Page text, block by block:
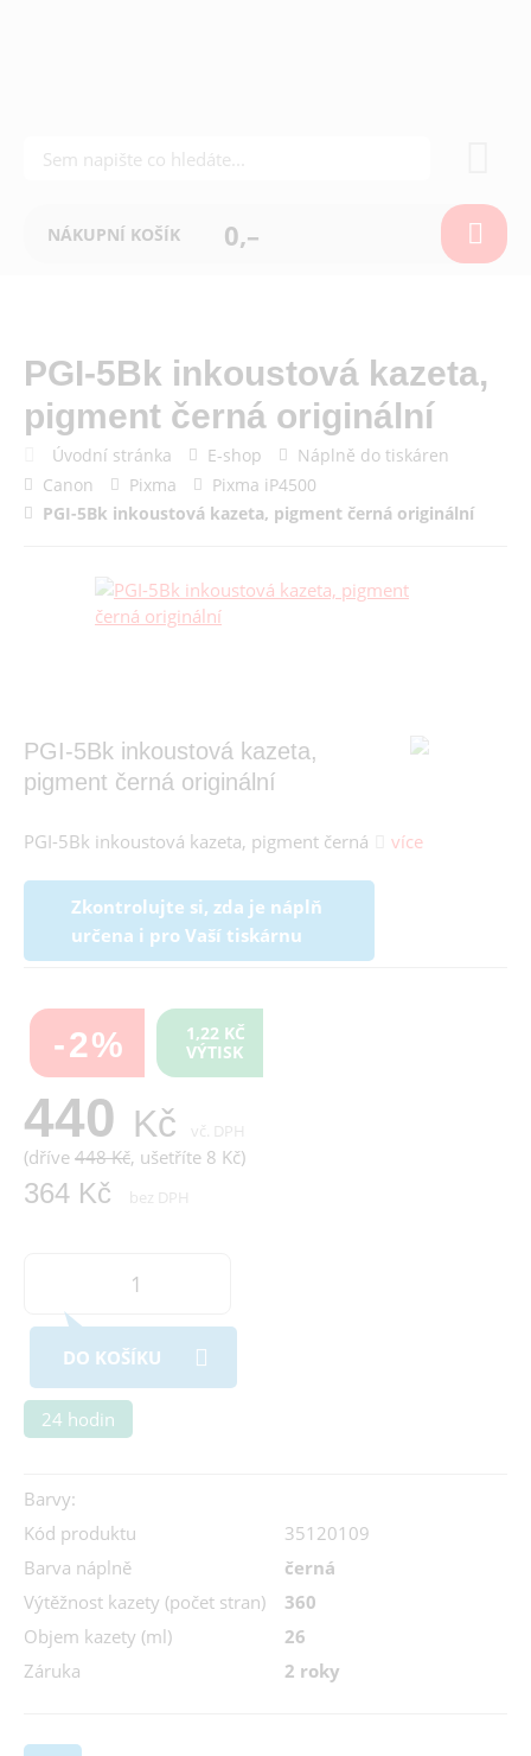
NÁKUPNÍ KOŠÍK 0,–
PGI-5Bk inkoustová kazeta,
pigment černá originální
Úvodní stránka E-shop
Náplně do tiskáren
Canon
Pixma
Pixma iP4500
PGI-5Bk inkoustová kazeta, pigment černá originální
PGI-5Bk inkoustová kazeta,
pigment černá originální
PGI-5Bk inkoustová kazeta, pigment černá více
Zkontrolujte si, zda je náplň
určena i pro Vaší tiskárnu
-2%
1,22 KČ
VÝTISK
440 Kč vč. DPH
(dříve 448 Kč, ušetříte 8 Kč)
364 Kč bez DPH
DO KOŠÍKU
24 hodin
Barvy:
Kód produktu
35120109
Barva náplně
černá
Výtěžnost kazety (počet stran)
360
Objem kazety (ml)
26
Záruka
2 roky